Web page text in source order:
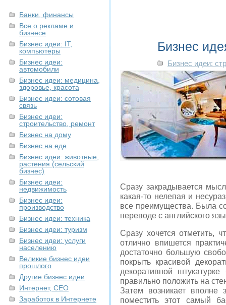
Банки, финансы
Все о рекламе и
бизнесе
Бизнес идеи: IT,
компьютеры
Бизнес идеи:
автомобили
Бизнес идеи: медицина,
здоровье, красота
Бизнес идеи: сотовая
связь
Бизнес идеи:
строительство, ремонт
Бизнес на дому
Бизнес на еде
Бизнес идеи: животные,
растения (сельский
бизнес)
Бизнес идеи:
недвижимость
Бизнес идеи:
производство
Бизнес идеи: техника
Бизнес идеи: туризм
Бизнес идеи: услуги
населению
Великие бизнес идеи
прошлого
Другие бизнес идеи
Интернет, СЕО
Заработок в Интернете
Бизнес
Бизнес идеи:
Сразу закрадывается
какая-то нелепая и
все преимущества. Была
переводе с английского
Сразу хочется отметить,
отлично впишется
достаточно большую
покрыть красивой
декоративной
правильно положить на
Затем возникает
поместить этот самый